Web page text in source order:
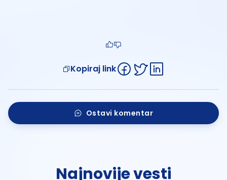
Kopiraj link
Ostavi komentar
Najnovije vesti